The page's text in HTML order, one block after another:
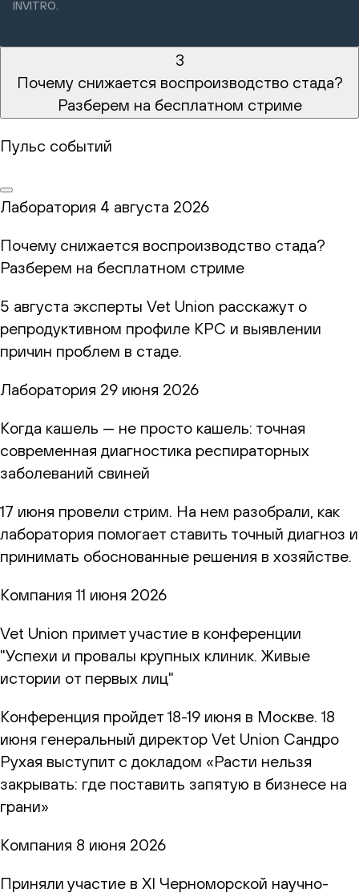
INVITRO.
3
Почему снижается воспроизводство стада?
Разберем на бесплатном стриме
Пульс событий
Лаборатория 4 августа 2026
Почему снижается воспроизводство стада?
Разберем на бесплатном стриме
5 августа эксперты Vet Union расскажут о
репродуктивном профиле КРС и выявлении
причин проблем в стаде.
Лаборатория 29 июня 2026
Когда кашель — не просто кашель: точная
современная диагностика респираторных
заболеваний свиней
17 июня провели стрим. На нем разобрали, как
лаборатория помогает ставить точный диагноз и
принимать обоснованные решения в хозяйстве.
Компания 11 июня 2026
Vet Union примет участие в конференции
"Успехи и провалы крупных клиник. Живые
истории от первых лиц"
Конференция пройдет 18-19 июня в Москве. 18
июня генеральный директор Vet Union Сандро
Рухая выступит с докладом «Расти нельзя
закрывать: где поставить запятую в бизнесе на
грани»
Компания 8 июня 2026
Приняли участие в XI Черноморской научно-